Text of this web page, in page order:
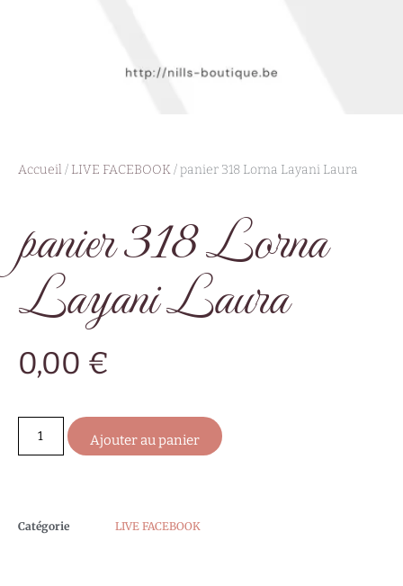
Accueil/ LIVE FACEBOOK/ panier 318 Lorna Layani Laura
panier 318 Lorna
Layani Laura
0,00 €
Ajouter au panier
Catégorie LIVE FACEBOOK